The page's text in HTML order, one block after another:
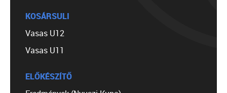
KOSÁRSULI
Vasas U12
Vasas U11
ELŐKÉSZÍTŐ